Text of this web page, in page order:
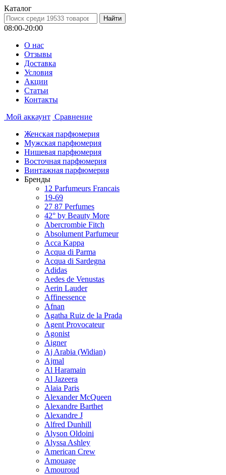
Каталог
08:00-20:00
О нас
Отзывы
Доставка
Условия
Aкции
Статьи
Контакты
Мой аккаунт Сравнение
Женская парфюмерия
Мужская парфюмерия
Нишевая парфюмерия
Восточная парфюмерия
Винтажная парфюмерия
Бренды
12 Parfumeurs Francais
19-69
27 87 Perfumes
42° by Beauty More
Abercrombie Fitch
Absolument Parfumeur
Acca Kappa
Acqua di Parma
Acqua di Sardegna
Adidas
Aedes de Venustas
Aerin Lauder
Affinessence
Afnan
Agatha Ruiz de la Prada
Agent Provocateur
Agonist
Aigner
Aj Arabia (Widian)
Ajmal
Al Haramain
Al Jazeera
Alaia Paris
Alexander McQueen
Alexandre Barthet
Alexandre J
Alfred Dunhill
Alyson Oldoini
Alyssa Ashley
American Crew
Amouage
Amouroud